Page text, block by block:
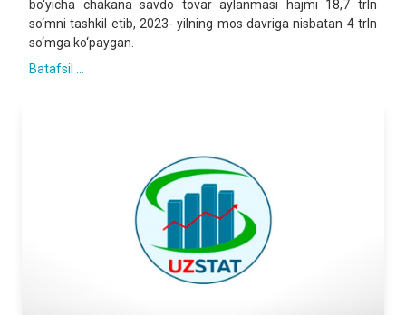
bo‘yicha chakana savdo tovar aylanmasi hajmi 18,7 trln
so‘mni tashkil etib, 2023- yilning mos davriga nisbatan 4 trln
so‘mga ko‘paygan.
Batafsil ...